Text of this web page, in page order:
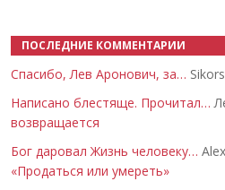
ПОСЛЕДНИЕ КОММЕНТАРИИ
Спасибо, Лев Аронович, за…
Написано блестяще. Прочитал…
возвращается
Бог даровал Жизнь человеку…
«Продаться или умереть»